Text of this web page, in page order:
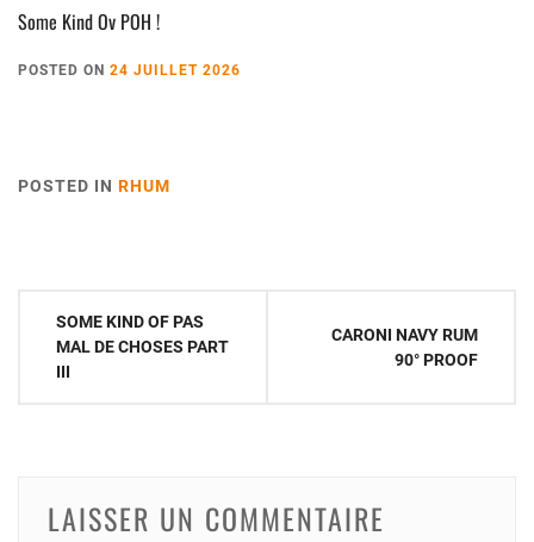
Some Kind Ov POH !
POSTED ON 24 JUILLET 2026
POSTED IN RHUM
Navigation
SOME KIND OF PAS
MAL DE CHOSES PART
III
CARONI NAVY RUM
90° PROOF
LAISSER UN COMMENTAIRE